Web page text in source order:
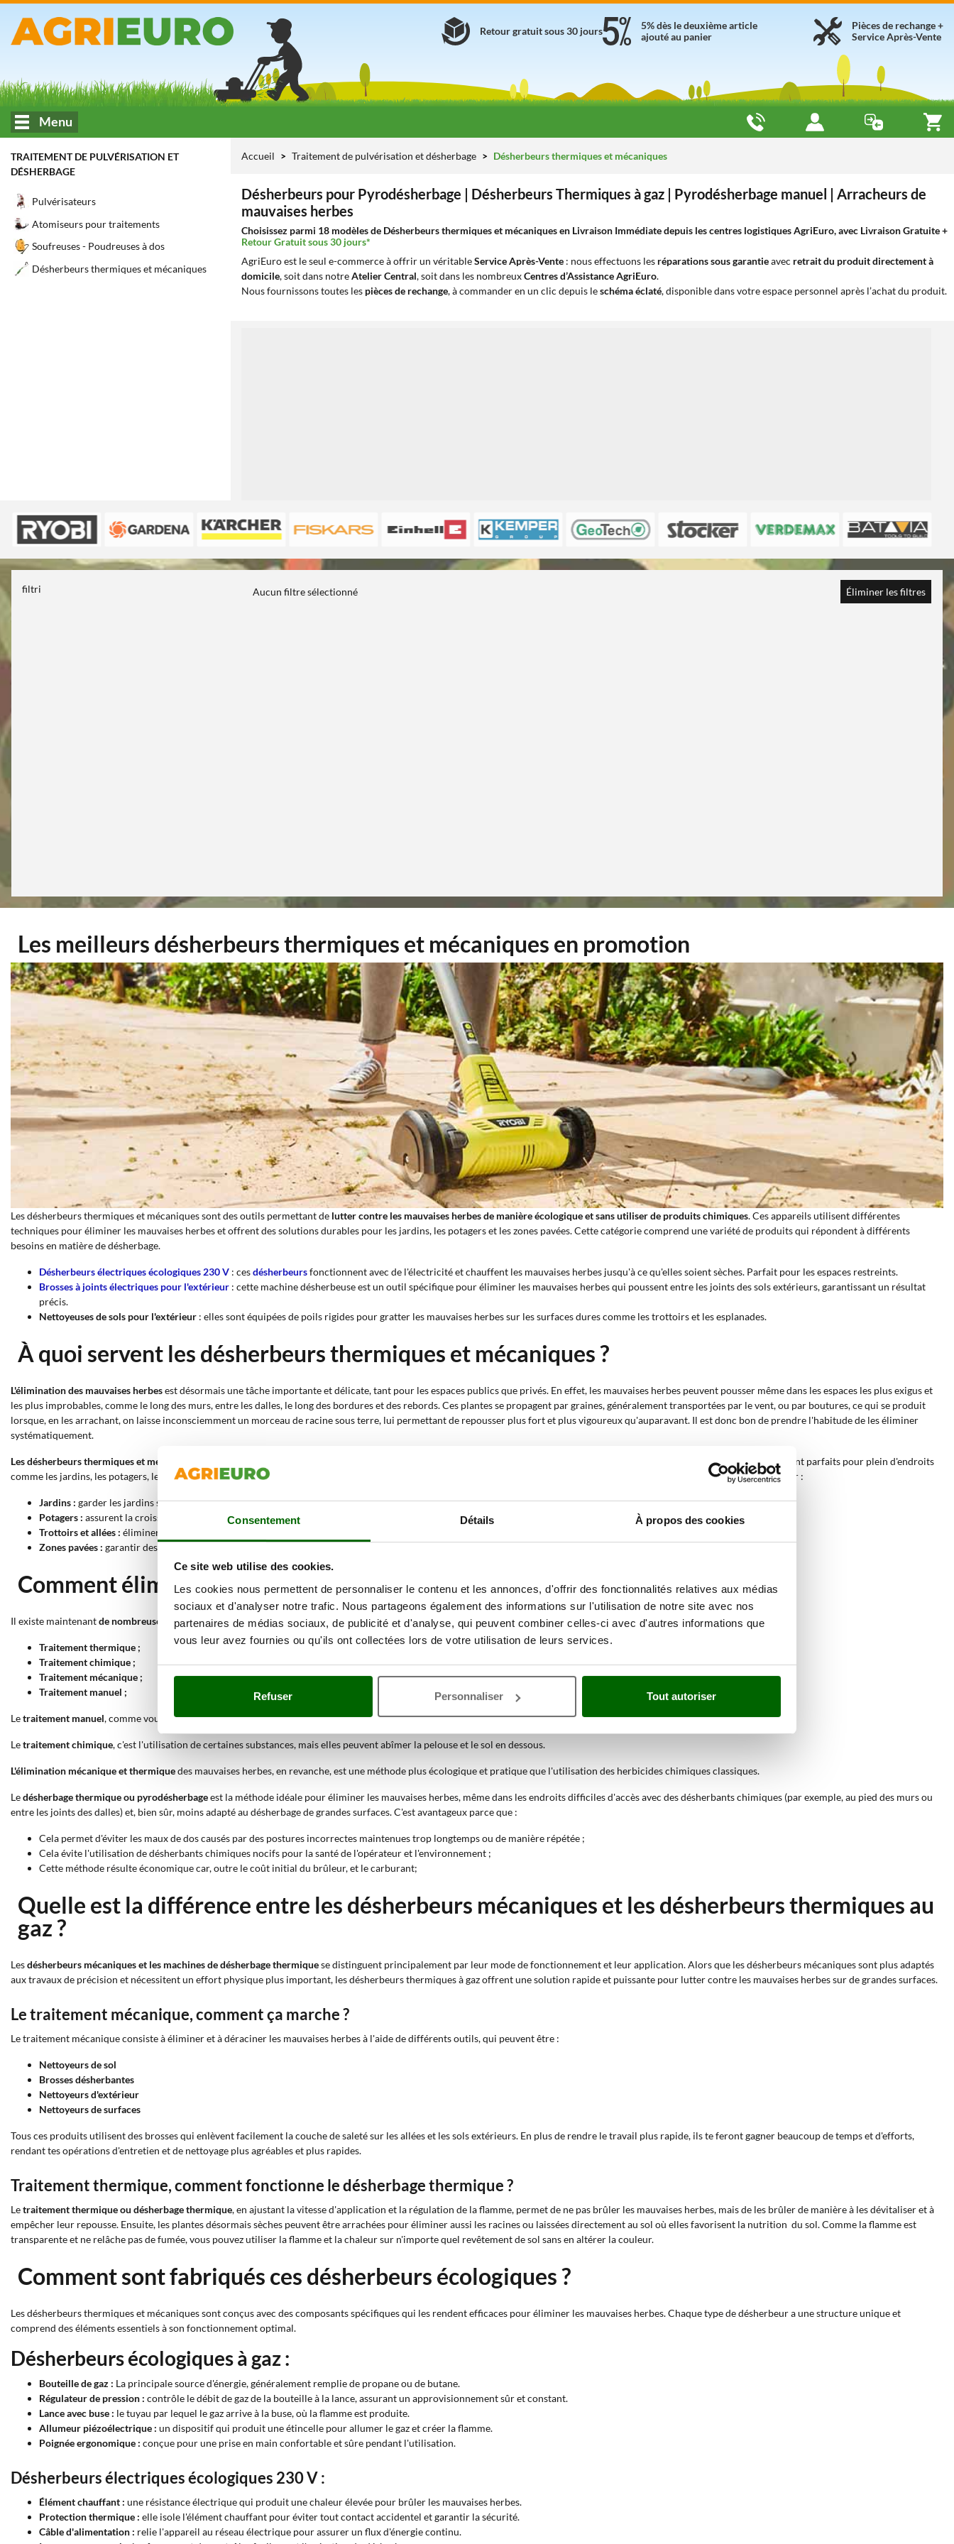
Consentement Détails À propos des cookies
Ce site web utilise des cookies.
Les cookies nous permettent de personnaliser le contenu et les annonces, d'offrir des fonctionnalités relatives aux médias
sociaux et d'analyser notre trafic. Nous partageons également des informations sur l'utilisation de notre site avec nos
partenaires de médias sociaux, de publicité et d'analyse, qui peuvent combiner celles-ci avec d'autres informations que
vous leur avez fournies ou qu'ils ont collectées lors de votre utilisation de leurs services.
Refuser Personnaliser Tout autoriser
Pièces de rechange +
Service Après-Vente
5% dès le deuxième article
ajouté au panier
Retour gratuit sous 30 jours
Menu
TRAITEMENT DE PULVÉRISATION ET
DÉSHERBAGE
Pulvérisateurs
Atomiseurs pour traitements
Soufreuses - Poudreuses à dos
Désherbeurs thermiques et mécaniques
Accueil Traitement de pulvérisation et désherbage Désherbeurs thermiques et mécaniques
Désherbeurs pour Pyrodésherbage | Désherbeurs Thermiques à gaz | Pyrodésherbage manuel | Arracheurs de
mauvaises herbes
Choisissez parmi 18 modèles de Désherbeurs thermiques et mécaniques en Livraison Immédiate depuis les centres logistiques AgriEuro, avec Livraison Gratuite +
Retour Gratuit sous 30 jours*
AgriEuro est le seul e-commerce à offrir un véritableService Après-Vente : nous effectuons les réparations sous garantieavec retrait du produit directement à
domicile, soit dans notreAtelier Central, soit dans les nombreuxCentres d’Assistance AgriEuro.
Nous fournissons toutes les pièces de rechange, à commander en un clic depuis leschéma éclaté, disponible dans votre espace personnel après l’achat du produit.
filtri Aucun filtre sélectionné Éliminer les filtres
Les meilleurs désherbeurs thermiques et mécaniques en promotion
Les désherbeurs thermiques et mécaniques sont des outils permettant de lutter contre les mauvaises herbes de manière écologique et sans utiliser de produits chimiques. Ces appareils utilisent différentes
techniques pour éliminer les mauvaises herbes et offrent des solutions durables pour les jardins, les potagers et les zones pavées. Cette catégorie comprend une variété de produits qui répondent à différents
besoins en matière de désherbage.
Désherbeurs électriques écologiques 230 V : cesdésherbeursfonctionnent avec de l'électricité et chauffent les mauvaises herbes jusqu'à ce qu'elles soient sèches. Parfait pour les espaces restreints.
Brosses à joints électriques pour l'extérieur : cette machine désherbeuse est un outil spécifique pour éliminer les mauvaises herbes qui poussent entre les joints des sols extérieurs, garantissant un résultat
précis.
Nettoyeuses de sols pour l'extérieur : elles sont équipées de poils rigides pour gratter les mauvaises herbes sur les surfaces dures comme les trottoirs et les esplanades.
À quoi servent les désherbeurs thermiques et mécaniques ?
L'élimination des mauvaises herbesest désormais une tâche importante et délicate, tant pour les espaces publics que privés. En effet, les mauvaises herbes peuvent pousser même dans les espaces les plus exigus et
les plus improbables, comme le long des murs, entre les dalles, le long des bordures et des rebords. Ces plantes se propagent par graines, généralement transportées par le vent, ou par boutures, ce qui se produit
lorsque, en les arrachant, on laisse inconsciemment un morceau de racine sous terre, lui permettant de repousser plus fort et plus vigoureux qu'auparavant. Il est donc bon de prendre l'habitude de les éliminer
systématiquement.
Les désherbeurs thermiques et mécaniques permettent d'éliminer les mauvaises herbes sans utiliser de produit chimique
, ce qui préserve l'environnement et la santé humaine. Ils sont parfaits pour plein d'endroits
comme les jardins, les potagers, les trottoirs, les allées et les esplanades, et garantissent un contrôle efficace et sûr des mauvaises herbes. Ces outils sont particulièrement utiles pour :
Jardins : garder les jardins sans mauvaises herbes qui prennent la place des plantes pour l'eau et les nutriments.
Potagers : assurent la croissance saine des cultures en éliminant les mauvaises herbes qui pourraient étouffer leur développement.
Trottoirs et allées : éliminer les mauvaises herbes qui poussent entre les joints et le long des bordures, améliorant ainsi l'esthétique et la sécurité.
Zones pavées : garantir des surfaces exemptes de végétation indésirable qui pourrait endommager la structure.
Comment éliminer les mauvaises herbes ?
Il existe maintenantde nombreuses méthodes pour enlever les mauvaises herbes,les principales étant :
Traitement thermique ;
Traitement chimique ;
Traitement mécanique ;
Traitement manuel ;
Letraitement manuel, comme vous pouvez facilement le deviner, est d'enlever à la main, une par une, les mauvaises herbes de votre jardin.
Letraitement chimique, c'est l'utilisation de certaines substances, mais elles peuvent abîmer la pelouse et le sol en dessous.
L'élimination mécanique et thermiquedes mauvaises herbes, en revanche, est une méthode plus écologique et pratique que l'utilisation des herbicides chimiques classiques.
Ledésherbage thermique ou pyrodésherbageest la méthode idéale pour éliminer les mauvaises herbes, même dans les endroits difficiles d'accès avec des désherbants chimiques (par exemple, au pied des murs ou
entre les joints des dalles) et, bien sûr, moins adapté au désherbage de grandes surfaces. C'est avantageux parce que :
Cela permet d'éviter les maux de dos causés par des postures incorrectes maintenues trop longtemps ou de manière répétée ;
Cela évite l'utilisation de désherbants chimiques nocifs pour la santé de l'opérateur et l'environnement ;
Cette méthode résulte économique car, outre le coût initial du brûleur, et le carburant;
Quelle est la différence entre les désherbeurs mécaniques et les désherbeurs thermiques au
gaz ?
Lesdésherbeurs mécaniques et les machines de désherbage thermiquese distinguent principalement par leur mode de fonctionnement et leur application. Alors que les désherbeurs mécaniques sont plus adaptés
aux travaux de précision et nécessitent un effort physique plus important, les désherbeurs thermiques à gaz offrent une solution rapide et puissante pour lutter contre les mauvaises herbes sur de grandes surfaces.
Le traitement mécanique, comment ça marche ?
Le traitement mécanique consiste à éliminer et à déraciner les mauvaises herbes à l'aide de différents outils, qui peuvent être :
Nettoyeurs de sol
Brosses désherbantes
Nettoyeurs d'extérieur
Nettoyeurs de surfaces
Tous ces produits utilisent des brosses qui enlèvent facilement la couche de saleté sur les allées et les sols extérieurs. En plus de rendre le travail plus rapide, ils te feront gagner beaucoup de temps et d'efforts,
rendant tes opérations d'entretien et de nettoyage plus agréables et plus rapides.
Traitement thermique, comment fonctionne le désherbage thermique ?
Letraitement thermique ou désherbage thermique, en ajustant la vitesse d'application et la régulation de la flamme, permet de ne pas brûler les mauvaises herbes, mais de les brûler de manière à les dévitaliser et à
empêcher leur repousse. Ensuite, les plantes désormais sèches peuvent être arrachées pour éliminer aussi les racines ou laissées directement au sol où elles favorisent la nutrition du sol. Comme la flamme est
transparente et ne relâche pas de fumée, vous pouvez utiliser la flamme et la chaleur sur n'importe quel revêtement de sol sans en altérer la couleur.
Comment sont fabriqués ces désherbeurs écologiques ?
Les désherbeurs thermiques et mécaniques sont conçus avec des composants spécifiques qui les rendent efficaces pour éliminer les mauvaises herbes. Chaque type de désherbeur a une structure unique et
comprend des éléments essentiels à son fonctionnement optimal.
Désherbeurs écologiques à gaz :
Bouteille de gaz : La principale source d'énergie, généralement remplie de propane ou de butane.
Régulateur de pression : contrôle le débit de gaz de la bouteille à la lance, assurant un approvisionnement sûr et constant.
Lance avec buse : le tuyau par lequel le gaz arrive à la buse, où la flamme est produite.
Allumeur piézoélectrique : un dispositif qui produit une étincelle pour allumer le gaz et créer la flamme.
Poignée ergonomique : conçue pour une prise en main confortable et sûre pendant l'utilisation.
Désherbeurs électriques écologiques 230 V :
Élément chauffant : une résistance électrique qui produit une chaleur élevée pour brûler les mauvaises herbes.
Protection thermique : elle isole l'élément chauffant pour éviter tout contact accidentel et garantir la sécurité.
Câble d'alimentation : relie l'appareil au réseau électrique pour assurer un flux d'énergie continu.